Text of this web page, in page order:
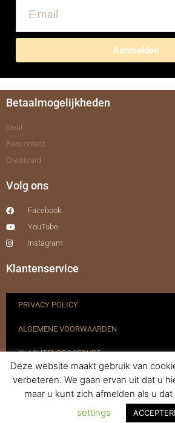
Aanmelden
Betaalmogelijkheden
Ideal
Bancontact
Creditcard
Volg ons
Facebook
YouTube
Instagram
Klantenservice
PRIVACY POLICY
ALGEMENE VOORWAARDEN
KLACHTENPROCEDURE
VERZENDEN & RETOURNEREN
Deze website maakt gebruik van
verbeteren. We gaan ervan uit dat u
maar u kunt zich afmelden als u
settings